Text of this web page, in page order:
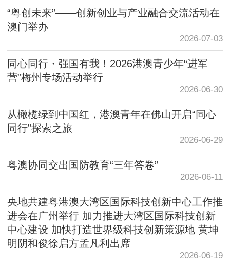
“粤创未来”——创新创业与产业融合交流活动在
澳门举办
2026-07-03
同心同行・强国有我！2026港澳青少年“进军
营”梅州专场活动举行
2026-06-30
从橄榄绿到中国红，港澳青年在佛山开启“同心
同行”探索之旅
2026-06-29
粤澳协同交出国防教育“三年答卷”
2026-06-11
央地共建粤港澳大湾区国际科技创新中心工作推
进会在广州举行 加力推进大湾区国际科技创新
中心建设 加快打造世界级科技创新策源地 黄坤
明阴和俊徐启方孟凡利出席
2026-06-19